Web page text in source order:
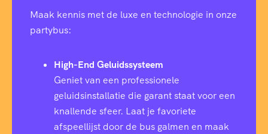
Maak kennis met de luxe en technologie in onze
partybus:
High-End Geluidssysteem
Geniet van een professionele
geluidsinstallatie die garant staat voor een
knallende sfeer. Laat je favoriete
afspeellijst door de bus galmen en maak